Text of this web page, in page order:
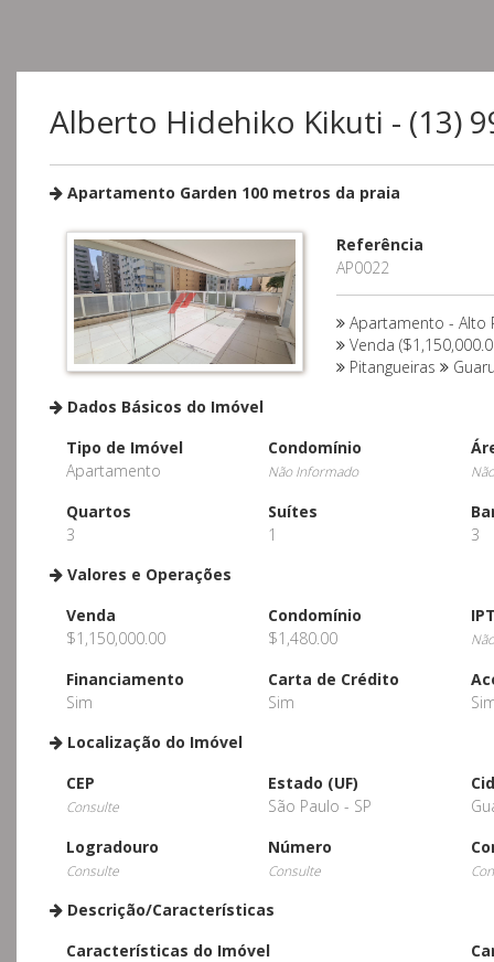
Alberto Hidehiko Kikuti - (13)
Apartamento Garden 100 metros da praia
Referência
AP0022
Apartamento - Alto
Venda
Pitangueiras
Dados Básicos do Imóvel
Tipo de Imóvel
Apartamento
Condomínio
Não Informado
Quartos
3
Suítes
1
3
Valores e Operações
Venda
$1,150,000.00
Condomínio
$1,480.00
Financiamento
Sim
Carta de Crédito
Sim
Localização do Imóvel
CEP
Consulte
Estado (UF)
São Paulo - SP
Logradouro
Consulte
Número
Consulte
Descrição/Características
Características do Imóvel